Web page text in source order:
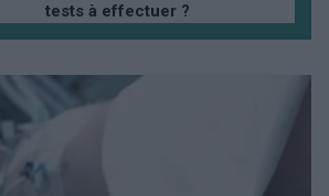
tests à effectuer ?